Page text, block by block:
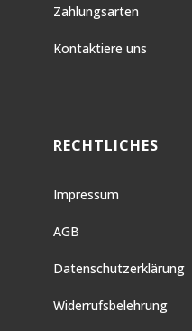
Zahlungsarten
Kontaktiere uns
RECHTLICHES
Impressum
AGB
Datenschutzerklärung
Widerrufsbelehrung